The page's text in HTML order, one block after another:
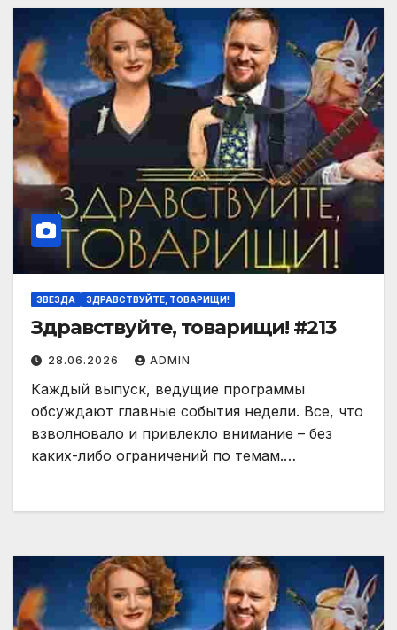
ЗВЕЗДА ЗДРАВСТВУЙТЕ, ТОВАРИЩИ!
Здравствуйте, товарищи! #213
28.06.2026 ADMIN
Каждый выпуск, ведущие программы
обсуждают главные события недели. Все, что
взволновало и привлекло внимание – без
каких-либо ограничений по темам.…